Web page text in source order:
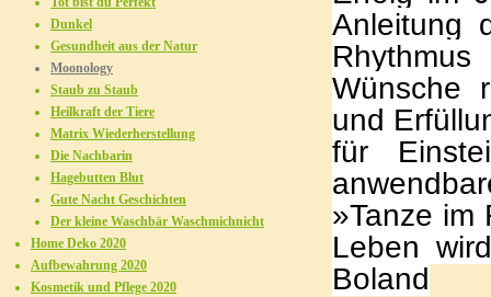
Anleitung
Wünsche
und
für
»Tanze im
Leben
Boland
Dunkel
Gesundheit aus der Natur
Moonology
Staub zu Staub
Heilkraft der Tiere
Matrix Wiederherstellung
Die Nachbarin
Hagebutten Blut
Gute Nacht Geschichten
Der kleine Waschbär Waschmichnicht
Home Deko 2020
Aufbewahrung 2020
Kosmetik und Pflege 2020